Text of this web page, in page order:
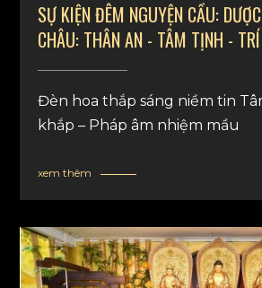
SỰ KIỆN ĐÊM NGUYỆN CẦU:
CHÂU: THÂN AN - TÂM TỊNH -
Đèn hoa thắp sáng niềm tin
khắp – Pháp âm nhiệm mầu
xem thêm